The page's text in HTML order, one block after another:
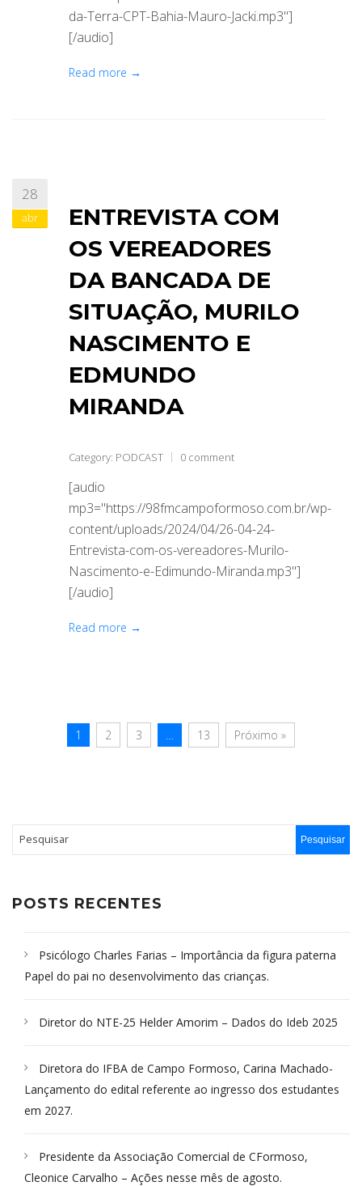
da-Terra-CPT-Bahia-Mauro-Jacki.mp3"]
[/audio]
Read more →
28
abr
ENTREVISTA COM
OS VEREADORES
DA BANCADA DE
SITUAÇÃO, MURILO
NASCIMENTO E
EDMUNDO
MIRANDA
Category: PODCAST 0 comment
[audio
mp3="https://98fmcampoformoso.com.br/wp-
content/uploads/2024/04/26-04-24-
Entrevista-com-os-vereadores-Murilo-
Nascimento-e-Edimundo-Miranda.mp3"]
[/audio]
Read more →
1 2 3 … 13 Próximo »
POSTS RECENTES
Psicólogo Charles Farias – Importância da figura paterna
Papel do pai no desenvolvimento das crianças.
Diretor do NTE-25 Helder Amorim – Dados do Ideb 2025
Diretora do IFBA de Campo Formoso, Carina Machado-
Lançamento do edital referente ao ingresso dos estudantes
em 2027.
Presidente da Associação Comercial de CFormoso,
Cleonice Carvalho – Ações nesse mês de agosto.